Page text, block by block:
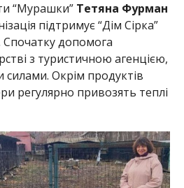
“Мурашки” Тетяна Фурман
підтримує “Дім Сірка”
допомога
з туристичною агенцією,
Окрім продуктів
регулярно привозять теплі